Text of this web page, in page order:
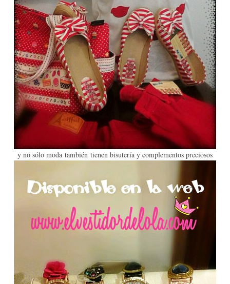
y no sólo moda también tienen bisutería y complementos preciosos